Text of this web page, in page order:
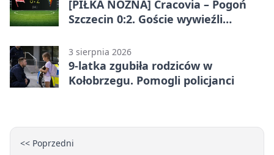
[PIŁKA NOŻNA] Cracovia – Pogoń
Szczecin 0:2. Goście wywieźli
Ekstraklasy
3 sierpnia 2026
9-latka zgubiła rodziców w
Kołobrzegu. Pomogli policjanci
<< Poprzedni